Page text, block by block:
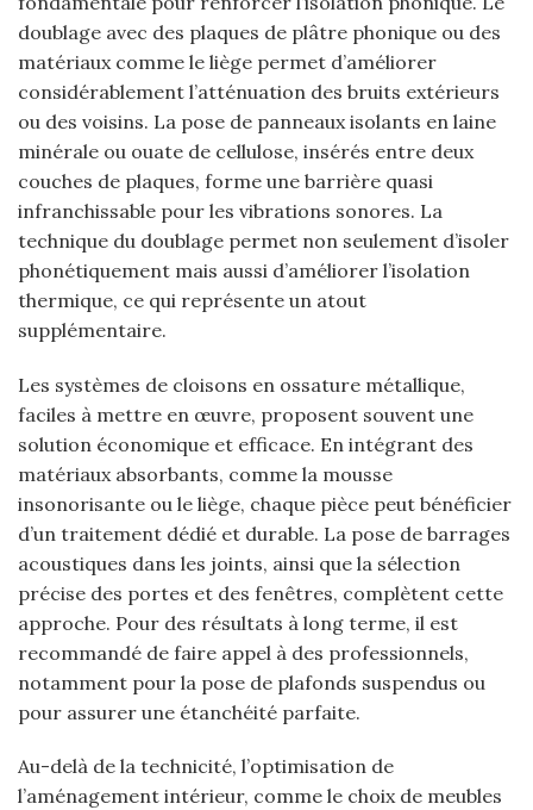
doublage avec des plaques de plâtre phonique ou des
matériaux comme le liège permet d’améliorer
considérablement l’atténuation des bruits extérieurs
ou des voisins. La pose de panneaux isolants en laine
minérale ou ouate de cellulose, insérés entre deux
couches de plaques, forme une barrière quasi
infranchissable pour les vibrations sonores. La
technique du doublage permet non seulement d’isoler
phonétiquement mais aussi d’améliorer l’isolation
thermique, ce qui représente un atout
supplémentaire.
Les systèmes de cloisons en ossature métallique,
faciles à mettre en œuvre, proposent souvent une
solution économique et efficace. En intégrant des
matériaux absorbants, comme la mousse
insonorisante ou le liège, chaque pièce peut bénéficier
d’un traitement dédié et durable. La pose de barrages
acoustiques dans les joints, ainsi que la sélection
précise des portes et des fenêtres, complètent cette
approche. Pour des résultats à long terme, il est
recommandé de faire appel à des professionnels,
notamment pour la pose de plafonds suspendus ou
pour assurer une étanchéité parfaite.
Au-delà de la technicité, l’optimisation de
l’aménagement intérieur, comme le choix de meubles